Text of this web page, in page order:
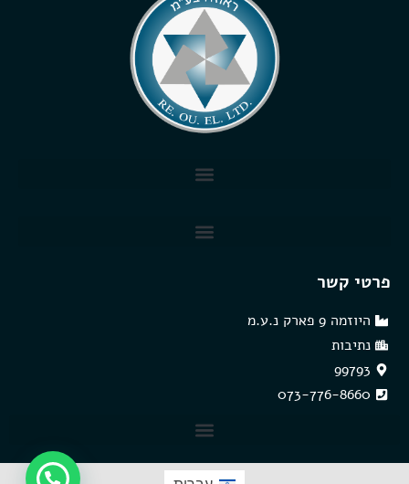
פרטי קשר
היוזמה 9 פארק נ.ע.מ
נתיבות
99793
073-776-8660